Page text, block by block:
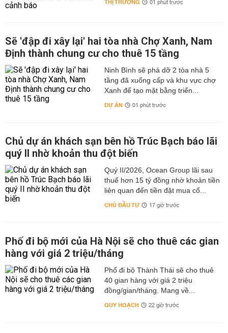
THỊ TRƯỜNG 01 phút trước
Sẽ 'đập đi xây lại' hai tòa nhà Chợ Xanh, Nam
Định thành chung cư cho thuê 15 tầng
Ninh Bình sẽ phá dỡ 2 tòa nhà 5
tầng đã xuống cấp và khu vực chợ
Xanh để tạo mặt bằng triển...
DỰ ÁN 01 phút trước
Chủ dự án khách sạn bên hồ Trúc Bạch báo lãi
quý II nhờ khoản thu đột biến
Quý II/2026, Ocean Group lãi sau
thuế hơn 15 tỷ đồng nhờ khoản tiền
liên quan đến tiền đặt mua cổ...
CHỦ ĐẦU TƯ 17 giờ trước
Phố đi bộ mới của Hà Nội sẽ cho thuê các gian
hàng với giá 2 triệu/tháng
Phố đi bộ Thành Thái sẽ cho thuê
40 gian hàng với giá 2 triệu
đồng/gian/tháng. Mang về...
QUY HOẠCH 22 giờ trước